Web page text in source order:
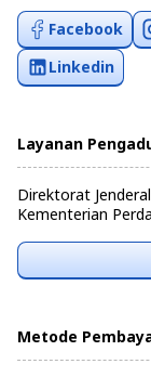
Facebook
Linkedin
Layanan
Direktorat
Kementerian
Metode